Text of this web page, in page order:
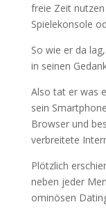
freie Zeit
Spielekonsole
So wie er da
in seinen
Also tat er was
sein
Browser und
verbreitete
Plötzlich
neben jeder
ominösen